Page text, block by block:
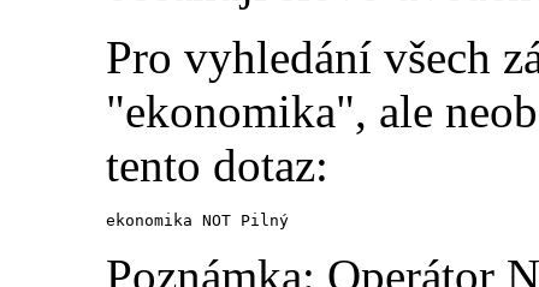
Pro vyhledání všech
"ekonomika", ale
tento dotaz:
ekonomika NOT Pilný
Poznámka: Operátor